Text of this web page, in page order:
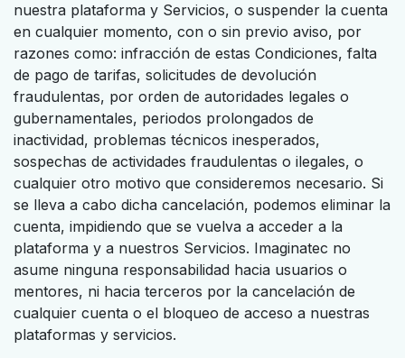
nuestra plataforma y Servicios, o suspender la cuenta
en cualquier momento, con o sin previo aviso, por
razones como: infracción de estas Condiciones, falta
de pago de tarifas, solicitudes de devolución
fraudulentas, por orden de autoridades legales o
gubernamentales, periodos prolongados de
inactividad, problemas técnicos inesperados,
sospechas de actividades fraudulentas o ilegales, o
cualquier otro motivo que consideremos necesario. Si
se lleva a cabo dicha cancelación, podemos eliminar la
cuenta, impidiendo que se vuelva a acceder a la
plataforma y a nuestros Servicios. Imaginatec no
asume ninguna responsabilidad hacia usuarios o
mentores, ni hacia terceros por la cancelación de
cualquier cuenta o el bloqueo de acceso a nuestras
plataformas y servicios.